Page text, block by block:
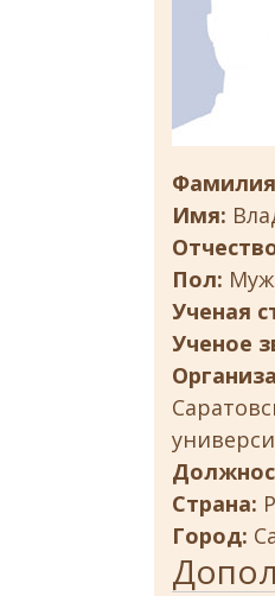
Имя:
Пол:
Ученая
Ученое
Страна:
Город: